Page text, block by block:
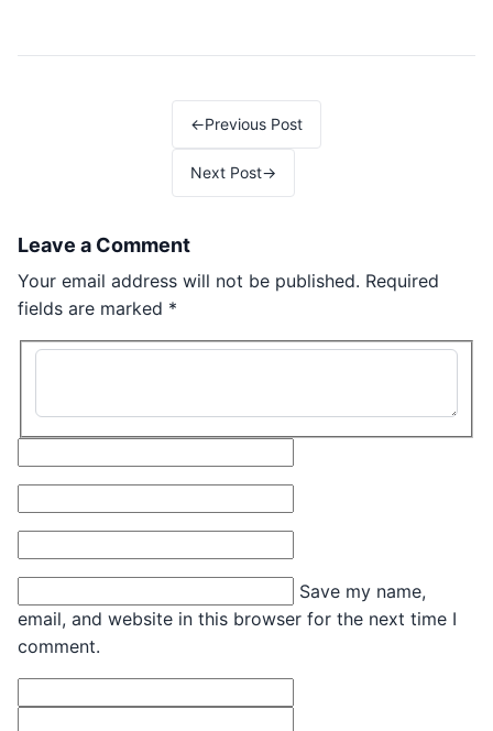
Post navigation
←Previous Post
Next Post→
Leave a Comment
Your email address will not be published. Required
fields are marked *
Comment
Type here..
Save my name,
email, and website in this browser for the next time I
comment.